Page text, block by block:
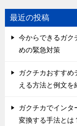
最近の投稿
今からできるガク
めの緊急対策
ガクチカおすすめ
える方法と例文を
ガクチカでインタ
変換する手法とは